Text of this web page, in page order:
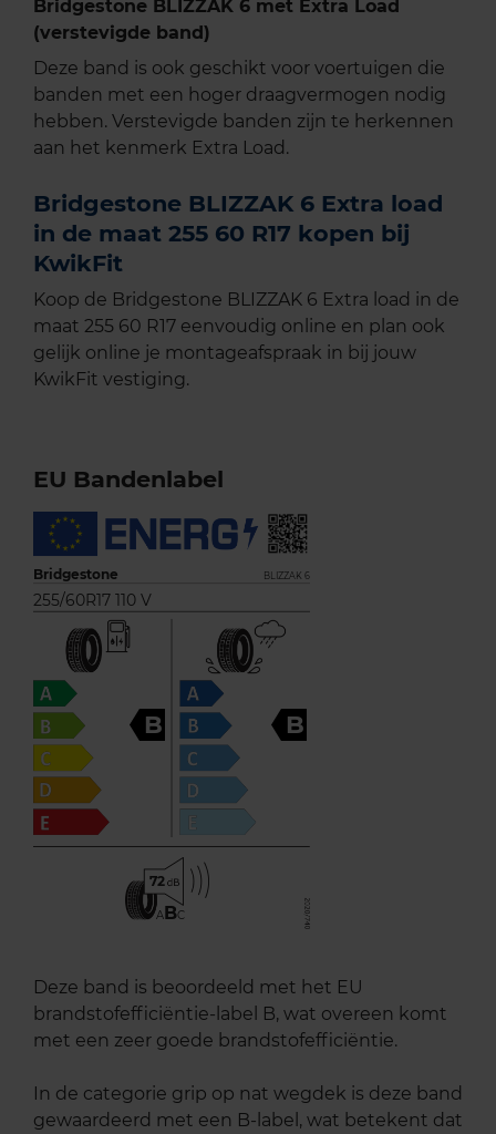
Bridgestone BLIZZAK 6 met Extra Load
(verstevigde band)
Deze band is ook geschikt voor voertuigen die
banden met een hoger draagvermogen nodig
hebben. Verstevigde banden zijn te herkennen
aan het kenmerk Extra Load.
Bridgestone BLIZZAK 6 Extra load
in de maat 255 60 R17 kopen bij
KwikFit
Koop de Bridgestone BLIZZAK 6 Extra load in de
maat 255 60 R17 eenvoudig online en plan ook
gelijk online je montageafspraak in bij jouw
KwikFit vestiging.
EU Bandenlabel
Bridgestone BLIZZAK 6
255/60R17 110 V
B B
72
ABC
Deze band is beoordeeld met het EU
brandstofefficiëntie-label B, wat overeen komt
met een zeer goede brandstofefficiëntie.
In de categorie grip op nat wegdek is deze band
gewaardeerd met een B-label, wat betekent dat